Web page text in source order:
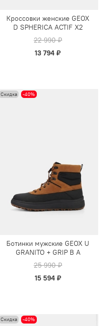
Кроссовки женские GEOX
D SPHERICA ACTIF X2
22 990 ₽
13 794 ₽
Скидка -40%
Ботинки мужские GEOX U
GRANITO + GRIP B A
25 990 ₽
15 594 ₽
Скидка -40%